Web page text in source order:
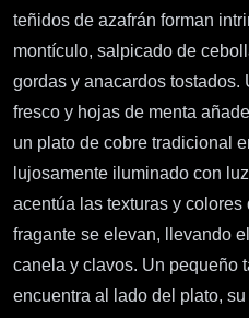
teñidos de azafrán forman
montículo, salpicado de
gordas y anacardos
fresco y hojas de menta
un plato de cobre tradicional
lujosamente iluminado con
acentúa las texturas y
fragante se elevan, llevando
canela y clavos. Un pequeño
encuentra al lado del plato,